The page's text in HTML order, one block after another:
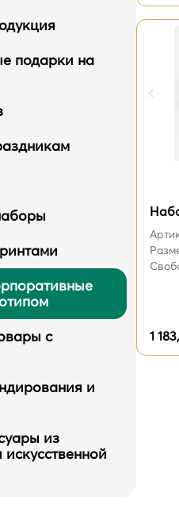
подарки на
с
и
из
1